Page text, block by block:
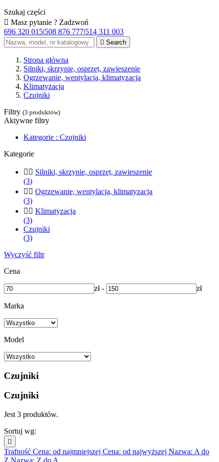
Szukaj części
 Masz pytanie ? Zadzwoń
696 320 015|508 876 777|514 311 003
 Search
Strona główna
Silniki, skrzynie, osprzęt, zawieszenie
Ogrzewanie, wentylacja, klimatyzacja
Klimatyzacja
Czujniki
Filtry (3 produktów)
Aktywne filtry
Kategorie : Czujniki
Kategorie
  Silniki, skrzynie, osprzęt, zawieszenie
(3)
  Ogrzewanie, wentylacja, klimatyzacja
(3)
  Klimatyzacja
(3)
Czujniki
(3)
Wyczyść filtr
Cena
zł - zł
Marka
Model
Czujniki
Czujniki
Jest 3 produktów.
Sortuj wg:

Trafność Cena: od najmniejszej Cena: od najwyższej Nazwa: A do